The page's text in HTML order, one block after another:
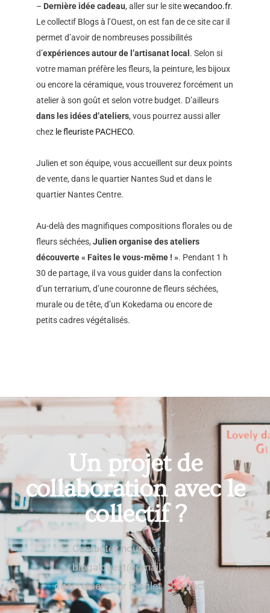
– Dernière idée cadeau, aller sur le sitewecandoo.fr.
Le collectif Blogs à l’Ouest, on est fan de ce site car il
permet d’avoir de nombreuses possibilités
d’expériences autour de l’artisanat local. Selon si
votre maman préfère les fleurs, la peinture, les bijoux
ou encore la céramique, vous trouverez forcément un
atelier à son goût et selon votre budget. D’ailleurs
dans les idées d’ateliers, vous pourrez aussi aller
chez le fleuriste PACHECO.
Julien et son équipe, vous accueillent sur deux points
de vente, dans le quartier Nantes Sud et dans le
quartier Nantes Centre.
Au-delà des magnifiques compositions florales ou de
fleurs séchées, Julien organise des ateliers
découverte « Faites le vous-même ! ». Pendant 1 h
30 de partage, il va vous guider dans la confection
d’un terrarium, d’une couronne de fleurs séchées,
murale ou de tête, d’un Kokedama ou encore de
petits cadres végétalisés.
Un projet de
collaboration avec le
collectif ?
Contactez nous par mail via
blogalouest@gmail.com ou
directement sur l’onglet « contact ».